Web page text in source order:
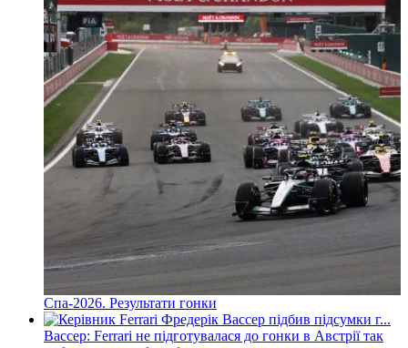
Спа-2026. Результати гонки
Вассер: Ferrari не підготувалася до гонки в Австрії так